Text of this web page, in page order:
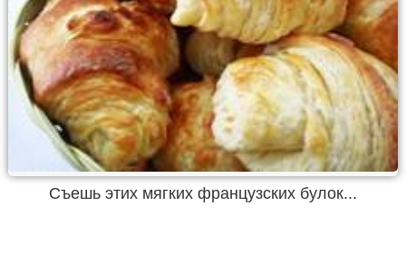
Съешь этих мягких французских булок...